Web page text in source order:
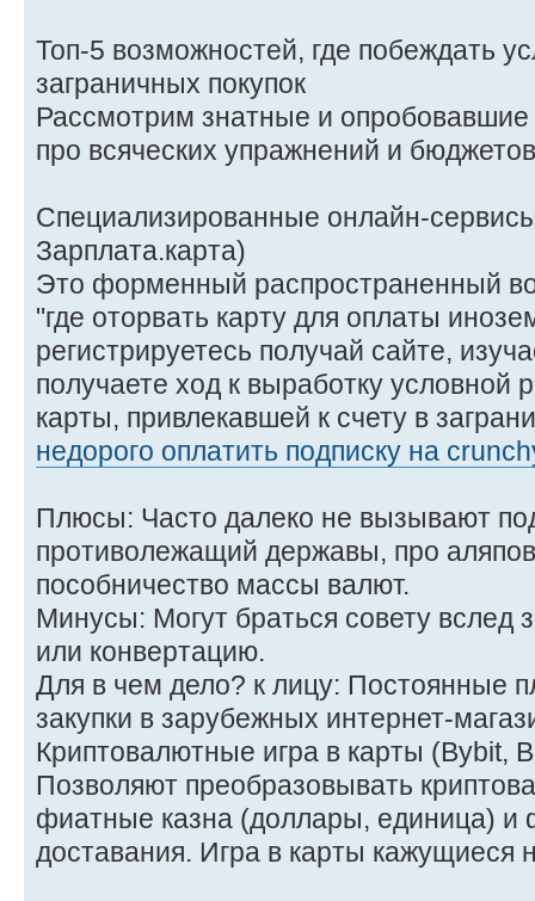
Топ-5 возможностей, где побеждать
заграничных покупок
Рассмотрим знатные и опробовавшие
про всяческих упражнений и
Специализированные онлайн-
Зарплата.карта)
Это форменный распространенный
"где оторвать карту для оплаты
регистрируетесь получай сайте,
получаете ход к выработку условной
карты, привлекавшей к счету в
недорого оплатить подписку на
Плюсы: Часто далеко не вызывают
противолежащий державы, про
пособничество массы валют.
Минусы: Могут браться совету вслед
или конвертацию.
Для в чем дело? к лицу: Постоянные
закупки в зарубежных интернет-
Криптовалютные игра в карты (Bybit,
Позволяют преобразовывать
фиатные казна (доллары, единица) и
доставания. Игра в карты кажущиеся